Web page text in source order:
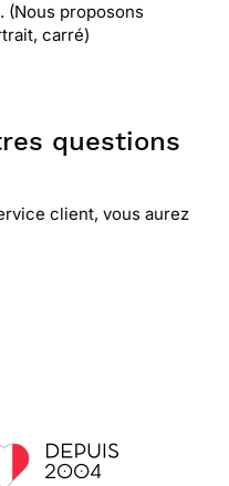
(Nous proposons
carré)
questions
client, vous aurez